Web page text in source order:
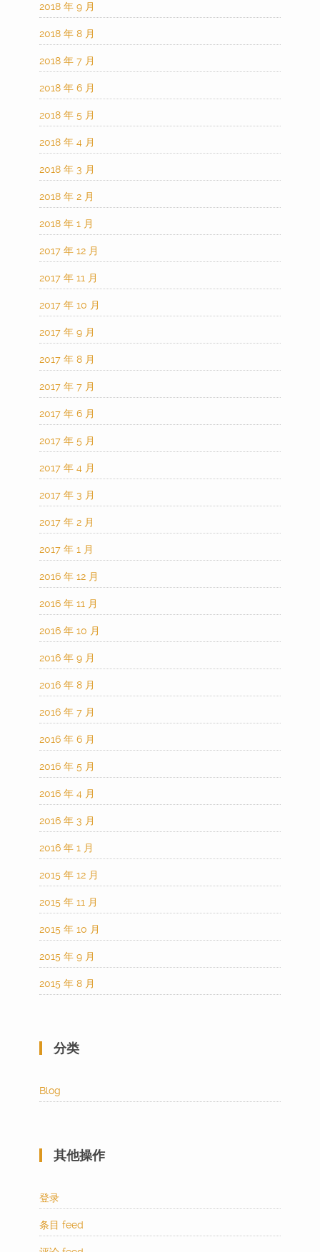
2018 年 9 月
2018 年 8 月
2018 年 7 月
2018 年 6 月
2018 年 5 月
2018 年 4 月
2018 年 3 月
2018 年 2 月
2018 年 1 月
2017 年 12 月
2017 年 11 月
2017 年 10 月
2017 年 9 月
2017 年 8 月
2017 年 7 月
2017 年 6 月
2017 年 5 月
2017 年 4 月
2017 年 3 月
2017 年 2 月
2017 年 1 月
2016 年 12 月
2016 年 11 月
2016 年 10 月
2016 年 9 月
2016 年 8 月
2016 年 7 月
2016 年 6 月
2016 年 5 月
2016 年 4 月
2016 年 3 月
2016 年 1 月
2015 年 12 月
2015 年 11 月
2015 年 10 月
2015 年 9 月
2015 年 8 月
分类
Blog
其他操作
登录
条目 feed